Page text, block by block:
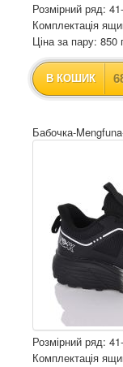
Розмірний ряд:
Комплектація
Ціна за пару: 850
В КОШИК
Бабочка-
Розмірний ряд:
Комплектація